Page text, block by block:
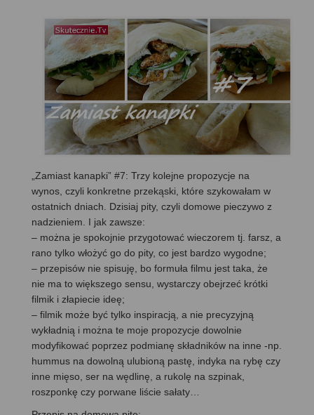
„Zamiast kanapki” #7: Trzy kolejne propozycje na
wynos, czyli konkretne przekąski, które szykowałam w
ostatnich dniach. Dzisiaj pity, czyli domowe pieczywo z
nadzieniem. I jak zawsze:
– można je spokojnie przygotować wieczorem tj. farsz, a
rano tylko włożyć go do pity, co jest bardzo wygodne;
– przepisów nie spisuję, bo formuła filmu jest taka, że
nie ma to większego sensu, wystarczy obejrzeć krótki
filmik i złapiecie ideę;
– filmik może być tylko inspiracją, a nie precyzyjną
wykładnią i można te moje propozycje dowolnie
modyfikować poprzez podmianę składników na inne -np.
hummus na dowolną ulubioną pastę, indyka na rybę czy
inne mięso, ser na wędlinę, a rukolę na szpinak,
roszponkę czy porwane liście sałaty…